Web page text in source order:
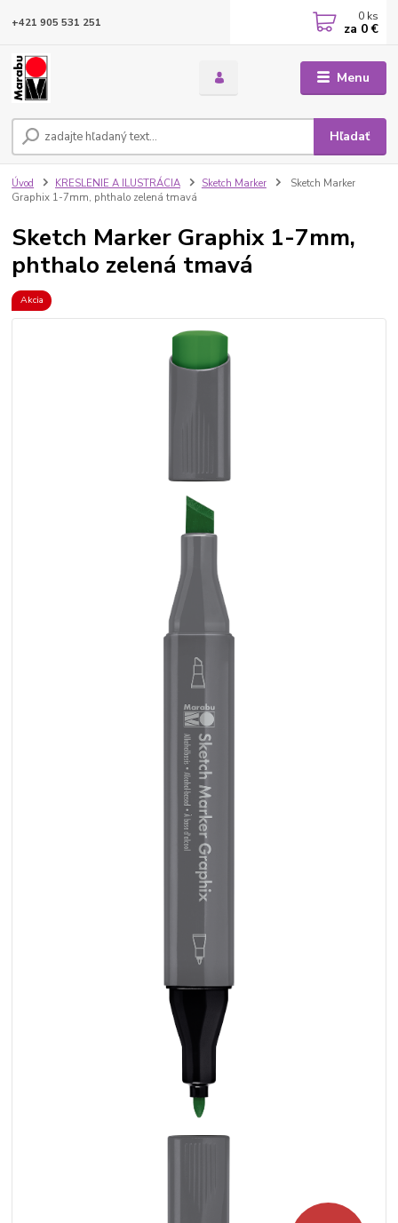
Menu
Hľadať
+421 905 531 251 0 ks
za 0 €
Úvod KRESLENIE A ILUSTRÁCIA Sketch Marker
Sketch Marker
Graphix 1-7mm, phthalo zelená tmavá
Sketch Marker Graphix 1-7mm,
phthalo zelená tmavá
Akcia